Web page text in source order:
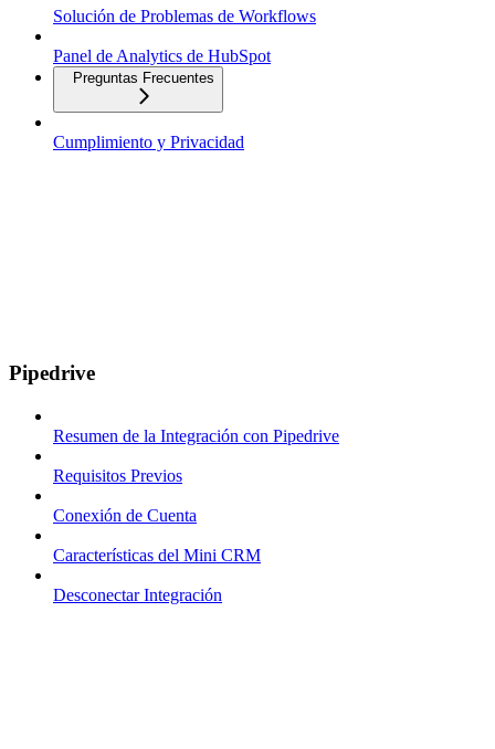
Solución de Problemas de Workflows
Panel de Analytics de HubSpot
Preguntas Frecuentes
Cumplimiento y Privacidad
Pipedrive
Resumen de la Integración con Pipedrive
Requisitos Previos
Conexión de Cuenta
Características del Mini CRM
Desconectar Integración